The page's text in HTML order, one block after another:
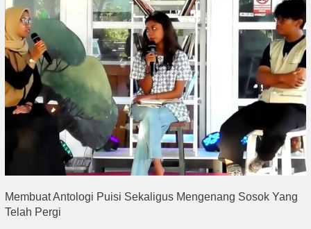
Membuat Antologi Puisi Sekaligus Mengenang Sosok Yang
Telah Pergi